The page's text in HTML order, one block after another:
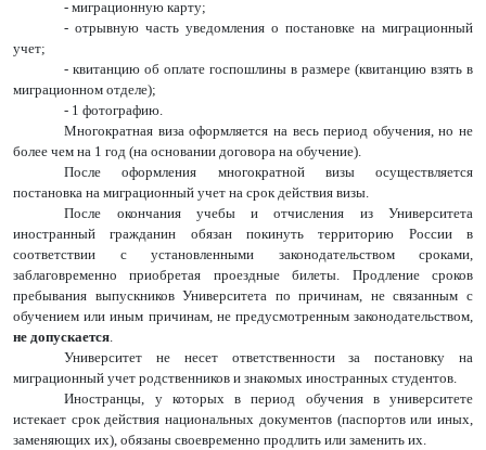
- миграционную карту;
- отрывную часть уведомления о постановке на миграционный
учет;
- квитанцию об оплате госпошлины в размере (квитанцию взять в
миграционном отделе);
- 1 фотографию.
Многократная виза оформляется на весь период обучения, но не
более чем на 1 год (на основании договора на обучение).
После оформления многократной визы осуществляется
постановка на миграционный учет на срок действия визы.
После окончания учебы и отчисления из Университета
иностранный гражданин обязан покинуть территорию России в
соответствии с установленными законодательством сроками,
заблаговременно приобретая проездные билеты. Продление сроков
пребывания выпускников Университета по причинам, не связанным с
обучением или иным причинам, не предусмотренным законодательством,
не допускается
Университет не несет ответственности за постановку на
миграционный учет родственников и знакомых иностранных студентов.
Иностранцы, у которых в период обучения в университете
истекает срок действия национальных документов (паспортов или иных,
заменяющих их), обязаны своевременно продлить или заменить их.